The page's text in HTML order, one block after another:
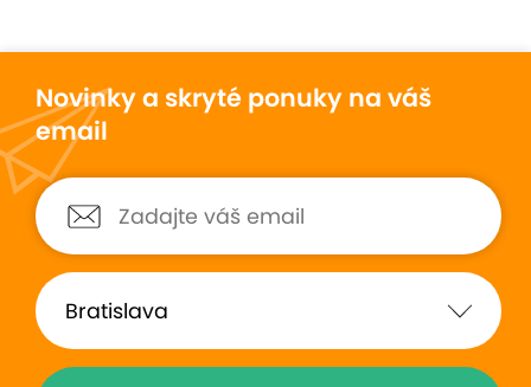
Novinky a skryté ponuky na váš
email